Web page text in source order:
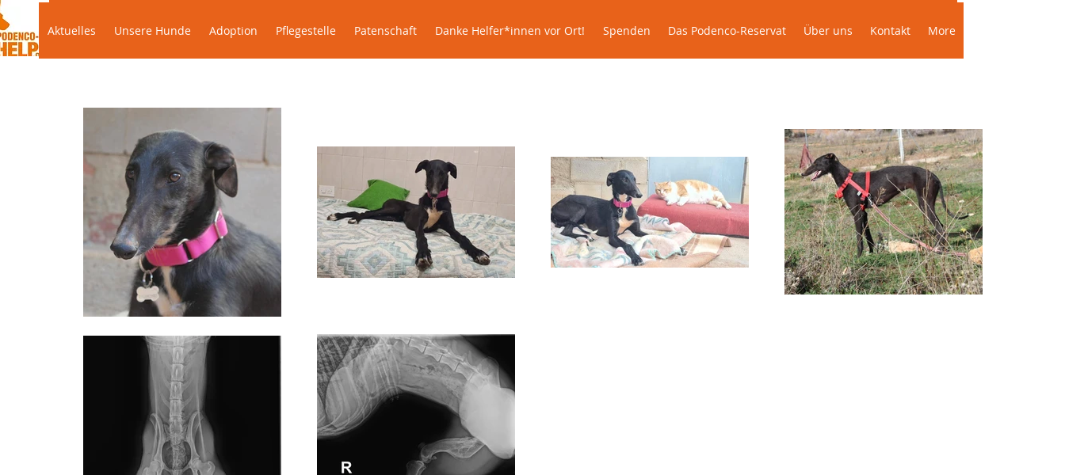
Aktuelles Unsere Hunde Adoption Pflegestelle Patenschaft Danke Helfer*innen vor Ort! Spenden Das Podenco-Reservat Über uns More
Aktuelles Unsere Hunde Adoption Pflegestelle Patenschaft Danke Helfer*innen vor Ort! Spenden Das Podenco-Reservat Über uns Kontakt More